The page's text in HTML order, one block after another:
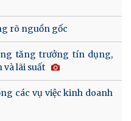
rõ nguồn gốc
tăng trưởng tín dụng,
và lãi suất
các vụ việc kinh doanh